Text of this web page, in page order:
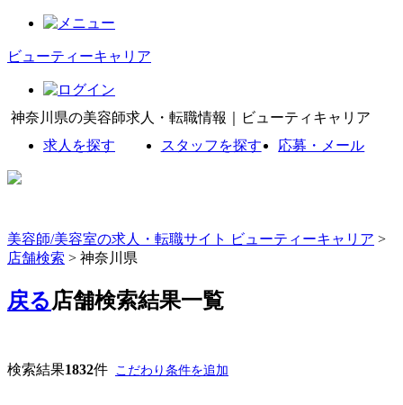
ビューティーキャリア
神奈川県の美容師求人・転職情報｜ビューティキャリア
求人を探す
スタッフを探す 応募・メール
美容師/美容室の求人・転職サイト ビューティーキャリア >
店舗検索 > 神奈川県
戻る店舗検索結果一覧
検索結果1832件 こだわり条件を追加